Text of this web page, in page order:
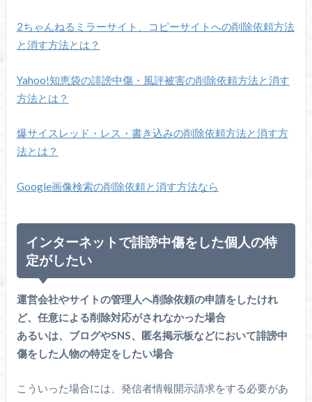
2ちゃんねるミラーサイト、コピーサイトへの削除依頼方法
と消す方法とは？
Yahoo!知恵袋の誹謗中傷・風評被害の削除依頼方法と消す
方法とは？
爆サイスレッド・レス・書き込みの削除依頼方法と消す方
法とは？
Google画像検索の削除依頼と消す方法なら
インターネットで誹謗中傷をした個人の特
定がしたい
運営会社やサイトの管理人へ削除依頼の申請をしたけれ
ど、任意による削除対応がされなかった場合
あるいは、ブログやSNS、匿名掲示板などにおいて誹謗中
傷をした人物の特定をしたい場合
こういった場合には、発信者情報開示請求をする必要があ